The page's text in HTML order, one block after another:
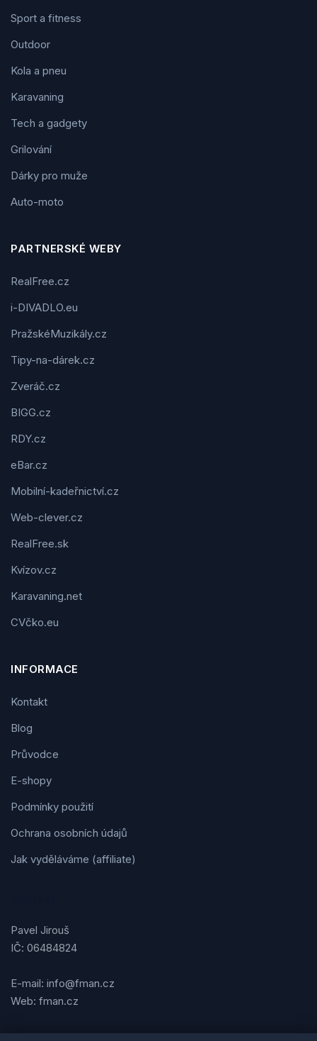
Sport a fitness
Outdoor
Kola a pneu
Karavaning
Tech a gadgety
Grilování
Dárky pro muže
Auto-moto
PARTNERSKÉ WEBY
RealFree.cz
i-DIVADLO.eu
PražskéMuzikály.cz
Tipy-na-dárek.cz
Zveráč.cz
BIGG.cz
RDY.cz
eBar.cz
Mobilní-kadeřnictví.cz
Web-clever.cz
RealFree.sk
Kvízov.cz
Karavaning.net
CVčko.eu
INFORMACE
Kontakt
Blog
Průvodce
E-shopy
Podmínky použití
Ochrana osobních údajů
Jak vyděláváme (affiliate)
Pavel Jirouš
IČ: 06484824
E-mail: info@fman.cz
Web: fman.cz